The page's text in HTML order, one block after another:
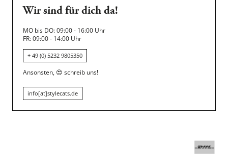
Wir sind für dich da!
MO bis DO: 09:00 - 16:00 Uhr
FR: 09:00 - 14:00 Uhr
+ 49 (0) 5232 9805350
Ansonsten, 😍 schreib uns!
info[at]stylecats.de